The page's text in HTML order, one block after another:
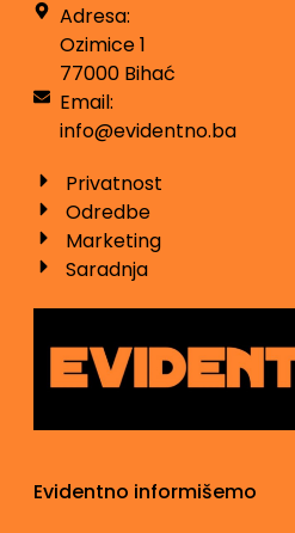
Adresa:
Ozimice 1
77000 Bihać
Email:
info@evidentno.ba
Privatnost
Odredbe
Marketing
Saradnja
Evidentno informišemo